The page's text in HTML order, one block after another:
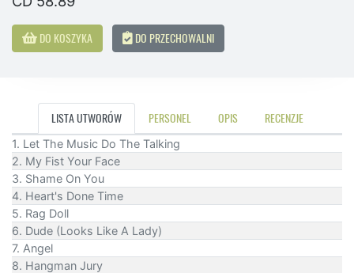
DO KOSZYKA DO PRZECHOWALNI
LISTA UTWORÓW PERSONEL OPIS RECENZJE
1. Let The Music Do The Talking
2. My Fist Your Face
3. Shame On You
4. Heart's Done Time
5. Rag Doll
6. Dude (Looks Like A Lady)
7. Angel
8. Hangman Jury